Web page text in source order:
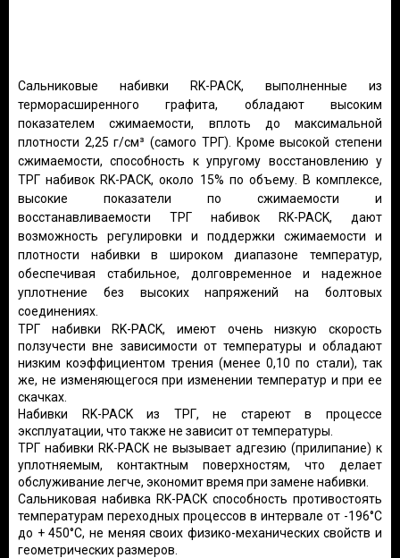
Сальниковые набивки RK-PACK, выполненные из
терморасширенного графита, обладают высоким
показателем сжимаемости, вплоть до максимальной
плотности 2,25 г/см³ (самого ТРГ). Кроме высокой степени
сжимаемости, способность к упругому восстановлению у
ТРГ набивок RK-PACK, около 15% по объему. В комплексе,
высокие показатели по сжимаемости и
восстанавливаемости ТРГ набивок RK-PACK, дают
возможность регулировки и поддержки сжимаемости и
плотности набивки в широком диапазоне температур,
обеспечивая стабильное, долговременное и надежное
уплотнение без высоких напряжений на болтовых
соединениях.
ТРГ набивки RK-PACK, имеют очень низкую скорость
ползучести вне зависимости от температуры и обладают
низким коэффициентом трения (менее 0,10 по стали), так
же, не изменяющегося при изменении температур и при ее
скачках.
Набивки RK-PACK из ТРГ, не стареют в процессе
эксплуатации, что также не зависит от температуры.
ТРГ набивки RK-PACK не вызывает адгезию (прилипание) к
уплотняемым, контактным поверхностям, что делает
обслуживание легче, экономит время при замене набивки.
Сальниковая набивка RK-PACK способность противостоять
температурам переходных процессов в интервале от -196°С
до + 450°С, не меняя своих физико-механических свойств и
геометрических размеров.